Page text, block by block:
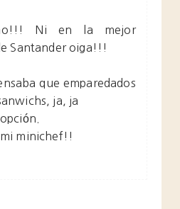
Ni en la mejor
Santander oiga!!!
que emparedados
ja, ja
mi minichef!!